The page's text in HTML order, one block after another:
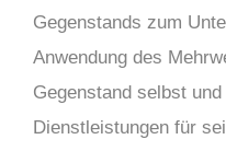
Gegenstands zum
Anwendung des
Gegenstand selbst
Dienstleistungen für